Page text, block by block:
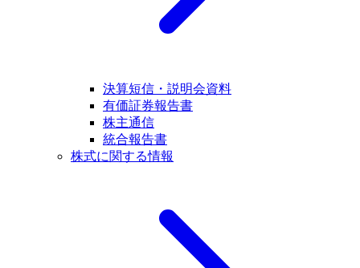
決算短信・説明会資料
有価証券報告書
株主通信
統合報告書
株式に関する情報